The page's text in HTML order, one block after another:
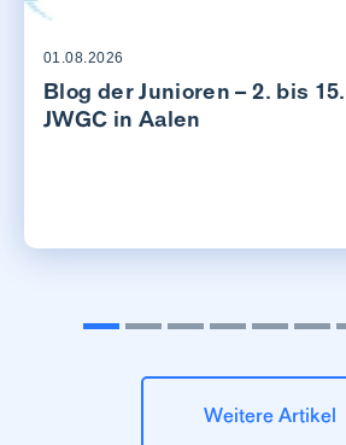
01.08.2026
Blog der Junioren – 2. bis
JWGC in Aalen
Weitere Artikel